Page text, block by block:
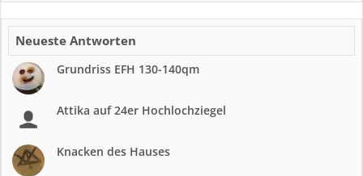
Neueste Antworten
Grundriss EFH 130-140qm
Attika auf 24er Hochlochziegel
Knacken des Hauses